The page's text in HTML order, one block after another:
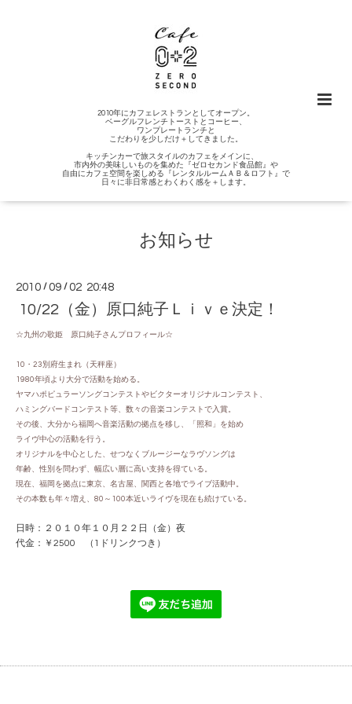
2010年にカフェレストランとしてオープン。
ベーグルフレンチトーストとコーヒー、
ワンプレートランチと
こだわりを少しだけ＋してきました。
キッチンカーで旅スタイルのカフェをメインに、
市内外の美味しいものを集めた『ゼロセカンド食品館』や
自由にカフェ空間を楽しめる『レンタルルームＡＢ＆ロフト』で
日々に非日常感とわくわく感を＋します。
お知らせ
2010 /09 /02 20:48
10/22（金）原口純子Ｌｉｖｅ決定！
☆九州の歌姫 原口純子さんプロフィール☆
10・23別府生まれ（天秤座）
1980年頃より大分で活動を始める。
ヤマハポピュラーソングコンテストやビクターオリジナルコンテスト、
ハミングバードコンテスト等、数々の音楽コンテストで入賞。
その後、大分から福岡へ音楽活動の拠点を移し、「照和」を始め
ライヴ中心の活動を行う。
オリジナルを中心とした、せつなくブルージーなラヴソングは
年齢、性別を問わず、幅広い層に高い支持を得ている。
現在、福岡を拠点に東京、名古屋、関西と各地でライブ活動中。
その本数も年々増え、80～100本近いライヴを現在も続けている。
日時：２０１０年１０月２２日（金）夜
代金：￥2500 （1ドリンクつき）